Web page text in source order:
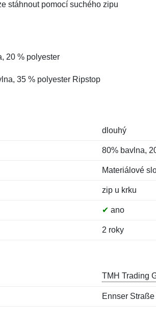
stáhnout pomocí suchého zipu
20 % polyester
35 % polyester Ripstop
dlouhý
80% bavlna,
Materiálové
zip u krku
✔ ano
2 roky
TMH Trading
Ennser